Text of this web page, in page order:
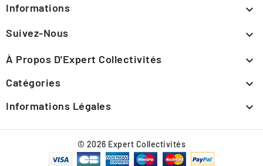
Informations 
Suivez-Nous 
À Propos D'Expert Collectivités 
Catégories 
Informations Légales 
© 2026 Expert Collectivités